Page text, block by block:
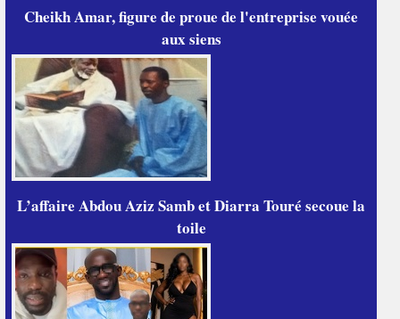
Cheikh Amar, figure de proue de l'entreprise vouée
aux siens
L’affaire Abdou Aziz Samb et Diarra Touré secoue la
toile